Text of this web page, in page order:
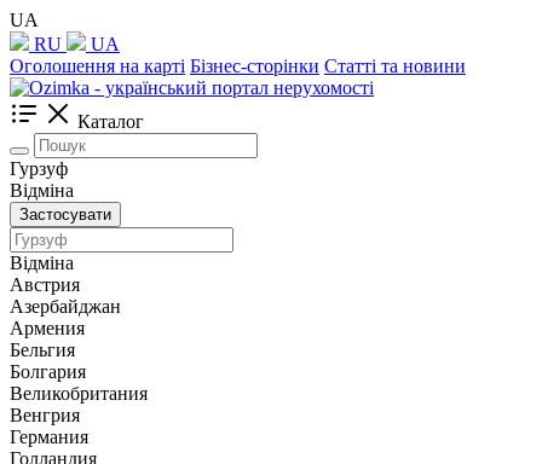
UA
RU
UA
Оголошення на карті Бізнес-сторінки Статті та новини
Каталог
Гурзуф
Відміна
Застосувати
Відміна
Австрия
Азербайджан
Армения
Бельгия
Болгария
Великобритания
Венгрия
Германия
Голландия